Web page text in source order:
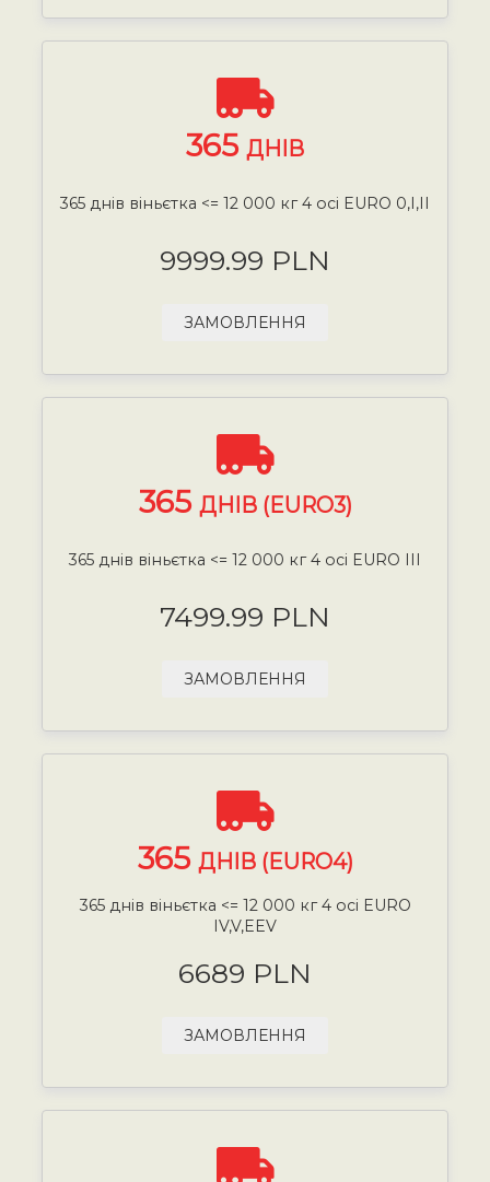
365 ДНІВ
365 днів віньєтка <= 12 000 кг 4 осі EURO 0,I,II
9999.99 PLN
ЗАМОВЛЕННЯ
365 ДНІВ (EURO3)
365 днів віньєтка <= 12 000 кг 4 осі EURO III
7499.99 PLN
ЗАМОВЛЕННЯ
365 ДНІВ (EURO4)
365 днів віньєтка <= 12 000 кг 4 осі EURO
IV,V,EEV
6689 PLN
ЗАМОВЛЕННЯ